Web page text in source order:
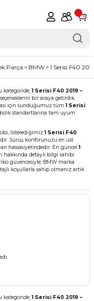
Parça BMW 1 Serisi F40
kategoride,1 Serisi F40 2019 –
bir araya getirdik.
için sunduğumuz tüm1 Serisi
standartlarına tam uyum
listelediğimiz1 Serisi F40
Sürüş konforunuzu en üst
hassasiyetindedir. En güncel1
hakkında detaylı bilgi sahibi
güvencesiyle, BMW marka
koşullarla sahip olmanız artık
kategoride,1 Serisi F40 2019 –